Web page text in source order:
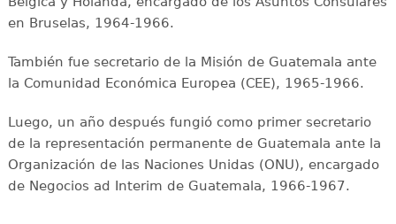
en Bruselas, 1964-1966.
También fue secretario de la Misión de Guatemala ante
la Comunidad Económica Europea (CEE), 1965-1966.
Luego, un año después fungió como primer secretario
de la representación permanente de Guatemala ante la
Organización de las Naciones Unidas (ONU), encargado
de Negocios ad Interim de Guatemala, 1966-1967.